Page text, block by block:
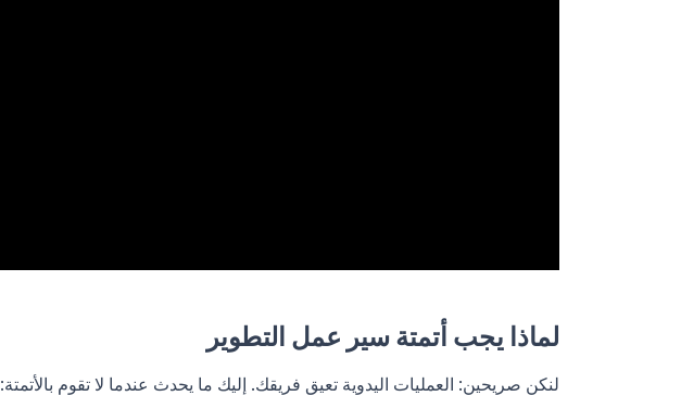
لماذا يجب أتمتة سير عمل التطوير
لنكن صريحين: العمليات اليدوية تعيق فريقك. إليك ما يحدث عندما لا تقوم بالأتمتة: